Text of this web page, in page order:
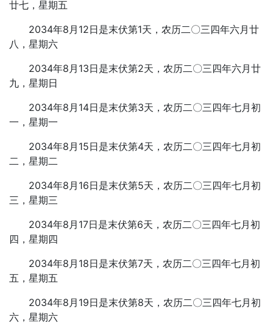
廿七，星期五
2034年8月12日是末伏第1天，农历二〇三四年六月廿
八，星期六
2034年8月13日是末伏第2天，农历二〇三四年六月廿
九，星期日
2034年8月14日是末伏第3天，农历二〇三四年七月初
一，星期一
2034年8月15日是末伏第4天，农历二〇三四年七月初
二，星期二
2034年8月16日是末伏第5天，农历二〇三四年七月初
三，星期三
2034年8月17日是末伏第6天，农历二〇三四年七月初
四，星期四
2034年8月18日是末伏第7天，农历二〇三四年七月初
五，星期五
2034年8月19日是末伏第8天，农历二〇三四年七月初
六，星期六